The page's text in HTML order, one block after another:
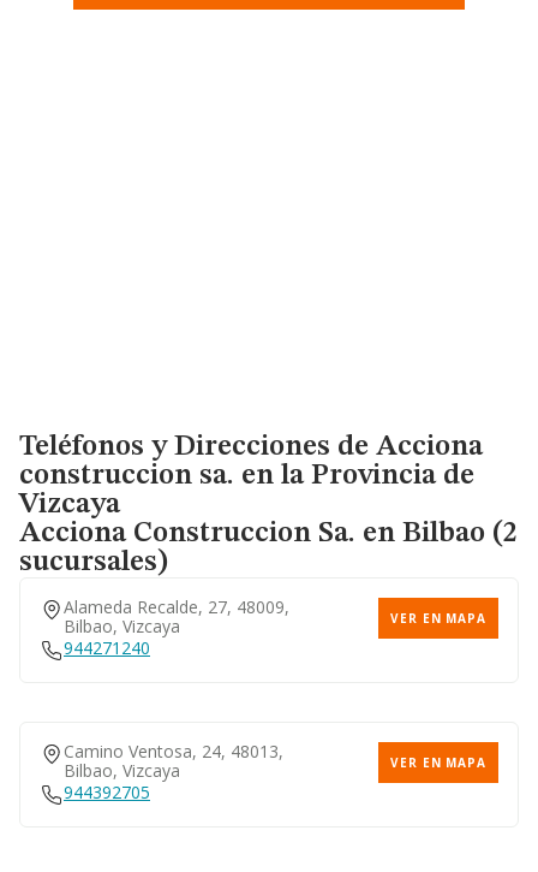
Teléfonos y Direcciones de Acciona
construccion sa. en la Provincia de
Vizcaya
Acciona Construccion Sa. en Bilbao (2
sucursales)
Alameda Recalde, 27, 48009,
Bilbao, Vizcaya
VER EN MAPA
944271240
Camino Ventosa, 24, 48013,
Bilbao, Vizcaya
VER EN MAPA
944392705